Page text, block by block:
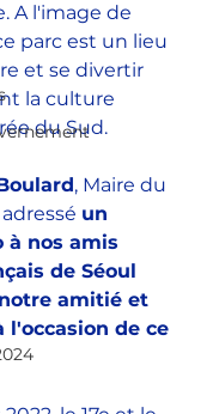
A l'image de
parc est un lieu
et se divertir
la culture
du Sud.
, Maire du
un
à nos amis
de Séoul
amitié et
l'occasion de ce